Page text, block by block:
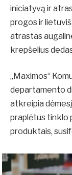
iniciatyvą ir
progos ir
atrastas
krepšelius
„Maximos“
departamento
atkreipia
praplėtus tinklo
produktais,